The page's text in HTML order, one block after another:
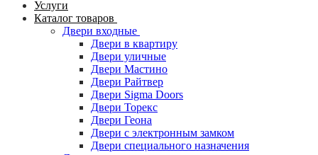
Услуги
Каталог товаров
Двери входные
Двери в квартиру
Двери уличные
Двери Мастино
Двери Райтвер
Двери Sigma Doors
Двери Торекс
Двери Геона
Двери с электронным замком
Двери специального назначения